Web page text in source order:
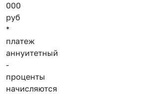
000
руб
*
платеж
аннуитетный
-
проценты
начисляются